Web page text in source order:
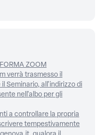
ZOOM
verrà trasmesso il
Seminario, all'indirizzo di
nell'albo per gli
a controllare la propria
tempestivamente